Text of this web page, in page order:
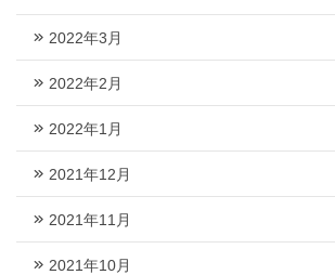
2022年3月
2022年2月
2022年1月
2021年12月
2021年11月
2021年10月